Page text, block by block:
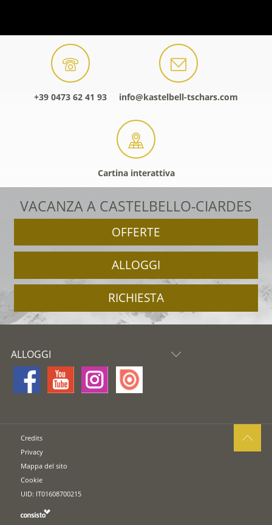
+39 0473 62 41 93 info@kastelbell-tschars.com
Cartina interattiva
VACANZA A CASTELBELLO-CIARDES
OFFERTE
ALLOGGI
RICHIESTA
ALLOGGI
Credits
Privacy
Mappa del sito
Cookie
UID: IT01608700215